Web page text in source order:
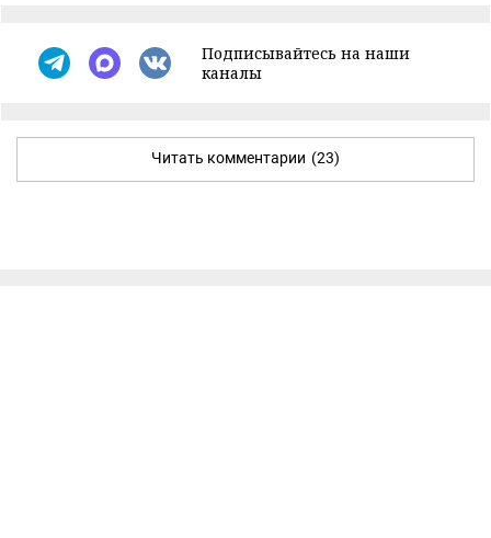
Подписывайтесь на наши
каналы
Читать комментарии (23)